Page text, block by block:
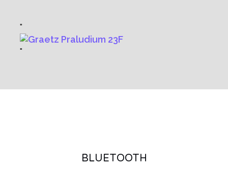
BLUETOOTH